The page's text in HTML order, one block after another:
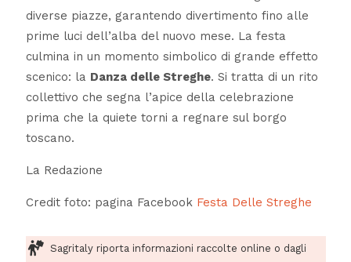
diverse piazze, garantendo divertimento fino alle
prime luci dell’alba del nuovo mese. La festa
culmina in un momento simbolico di grande effetto
scenico: la Danza delle Streghe. Si tratta di un rito
collettivo che segna l’apice della celebrazione
prima che la quiete torni a regnare sul borgo
toscano.
La Redazione
Credit foto: pagina Facebook Festa Delle Streghe
Sagritaly riporta informazioni raccolte online o dagli